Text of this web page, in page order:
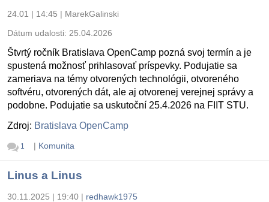
24.01 | 14:45 | MarekGalinski
Dátum udalosti: 25.04.2026
Štvrtý ročník Bratislava OpenCamp pozná svoj termín a je
spustená možnosť prihlasovať príspevky. Podujatie sa
zameriava na témy otvorených technológii, otvoreného
softvéru, otvorených dát, ale aj otvorenej verejnej správy a
podobne. Podujatie sa uskutoční 25.4.2026 na FIIT STU.
Zdroj: Bratislava OpenCamp
1 | Komunita
Linus a Linus
30.11.2025 | 19:40 | redhawk1975